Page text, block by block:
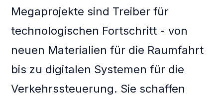
Megaprojekte sind Treiber für
technologischen Fortschritt - von
neuen Materialien für die Raumfahrt
bis zu digitalen Systemen für die
Verkehrssteuerung. Sie schaffen